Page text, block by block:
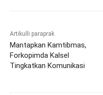
Artikulli paraprak
Mantapkan Kamtibmas,
Forkopimda Kalsel
Tingkatkan Komunikasi